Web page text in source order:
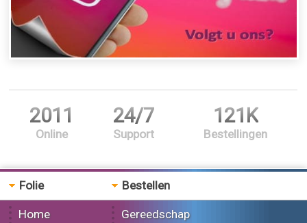
2011
Online
24/7
Support
121K
Bestellingen
Folie
Home
Bestellen
Gereedschap